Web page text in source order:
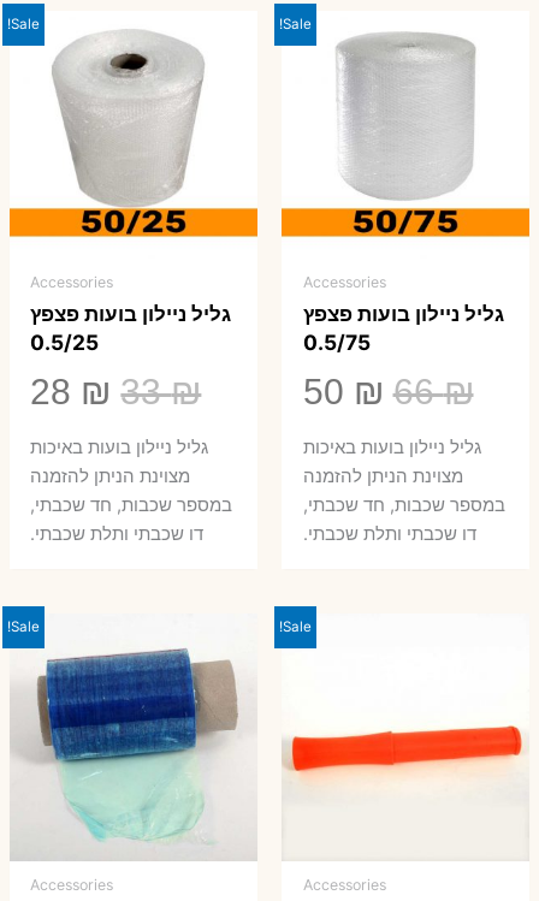
Sale!
Accessories
גליל ניילון בועות פצפץ
0.5/75
66₪
המחיר
המקורי
היה:
66 ₪.
50 ₪
הנוכחיגליל ניילון בועות באיכות
מצוינת הניתן להזמנה
במספר שכבות, חד שכבתי,
דו שכבתי ותלת שכבתי.
Sale!
Accessories
גליל ניילון בועות פצפץ
0.5/25
33₪
המחיר
המקורי
היה:
33 ₪.
28 ₪
₪.
גליל ניילון בועות באיכות
מצוינת הניתן להזמנה
במספר שכבות, חד שכבתי,
דו שכבתי ותלת שכבתי.
Sale!
Accessories
Sale!
Accessories